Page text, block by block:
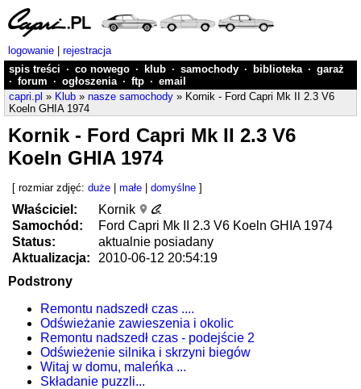
logowanie
rejestracja
spis treści · co nowego · klub · samochody · biblioteka · garaż
· forum · ogłoszenia · ftp · email
capri.pl » Klub » nasze samochody » Kornik - Ford Capri Mk II 2.3 V6
Koeln GHIA 1974
Kornik - Ford Capri Mk II 2.3 V6
Koeln GHIA 1974
[ rozmiar zdjęć: duże małe domyślne ]
Właściciel:
Kornik
Samochód:
Ford Capri Mk II 2.3 V6 Koeln GHIA 1974
Status:
aktualnie posiadany
Aktualizacja:
2010-06-12 20:54:19
Podstrony
Remontu nadszedł czas ....
Odświeżanie zawieszenia i okolic
Remontu nadszedł czas - podejście 2
Odświeżenie silnika i skrzyni biegów
Witaj w domu, maleńka ...
Składanie puzzli...